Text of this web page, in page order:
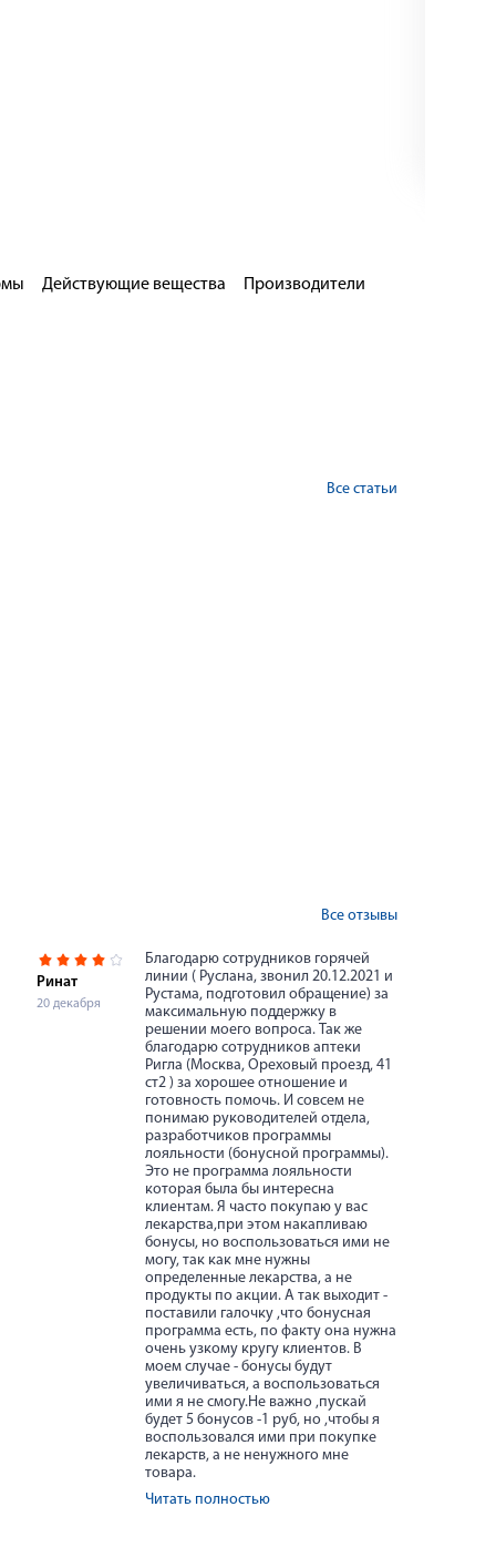
Действующие вещества Производители
Все статьи
Все отзывы
Ринат
20 декабря
Благодарю сотрудников горячей
линии ( Руслана, звонил 20.12.2021 и
Рустама, подготовил обращение) за
максимальную поддержку в
решении моего вопроса. Так же
благодарю сотрудников аптеки
Ригла (Москва, Ореховый проезд, 41
ст2 ) за хорошее отношение и
готовность помочь. И совсем не
понимаю руководителей отдела,
разработчиков программы
лояльности (бонусной программы).
Это не программа лояльности
которая была бы интересна
клиентам. Я часто покупаю у вас
лекарства,при этом накапливаю
бонусы, но воспользоваться ими не
могу, так как мне нужны
определенные лекарства, а не
продукты по акции. А так выходит -
поставили галочку ,что бонусная
программа есть, по факту она нужна
очень узкому кругу клиентов. В
моем случае - бонусы будут
увеличиваться, а воспользоваться
ими я не смогу.Не важно ,пускай
будет 5 бонусов -1 руб, но ,чтобы я
воспользовался ими при покупке
лекарств, а не ненужного мне
товара.
Читать полностью